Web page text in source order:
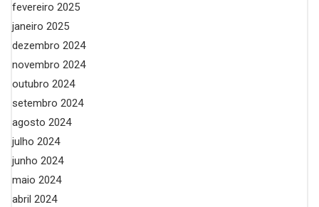
fevereiro 2025
janeiro 2025
dezembro 2024
novembro 2024
outubro 2024
setembro 2024
agosto 2024
julho 2024
junho 2024
maio 2024
abril 2024